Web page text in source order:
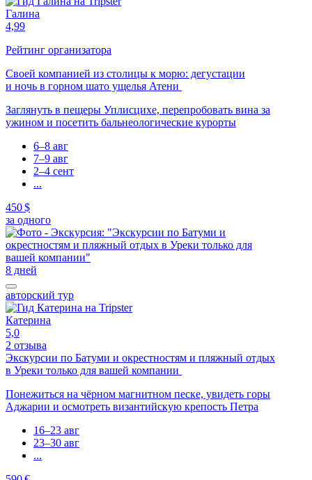
Галина
4,99
Рейтинг организатора
Своей компанией из столицы к морю: дегустации
и ночь в горном шато ущелья Атени
Заглянуть в пещеры Уплисцихе, перепробовать вина за
ужином и посетить бальнеологические курорты
6–8 авг
7–9 авг
2–4 сент
...
450 $
за одного
8 дней
авторский тур
Катерина
5,0
2 отзыва
Экскурсии по Батуми и окрестностям и пляжный отдых
в Уреки только для вашей компании
Понежиться на чёрном магнитном песке, увидеть горы
Аджарии и осмотреть византийскую крепость Петра
16–23 авг
23–30 авг
...